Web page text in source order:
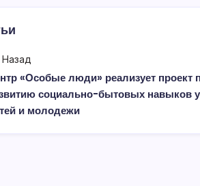
Назад
«Особые люди» реализует проект
социально-бытовых навыков у
и молодежи